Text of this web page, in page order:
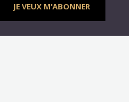
JE VEUX M'ABONNER